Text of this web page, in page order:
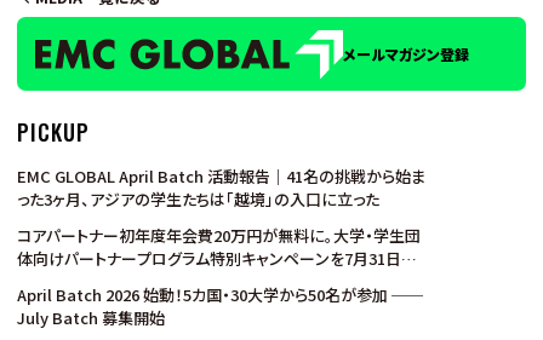
メールマガジン登録
PICKUP
EMC GLOBAL April Batch 活動報告｜41名の挑戦から始ま
った3ヶ月、アジアの学生たちは「越境」の入口に立った
コアパートナー初年度年会費20万円が無料に。大学・学生団
体向けパートナープログラム特別キャンペーンを7月31日ま
April Batch 2026 始動！5カ国・30大学から50名が参加 ──
July Batch 募集開始